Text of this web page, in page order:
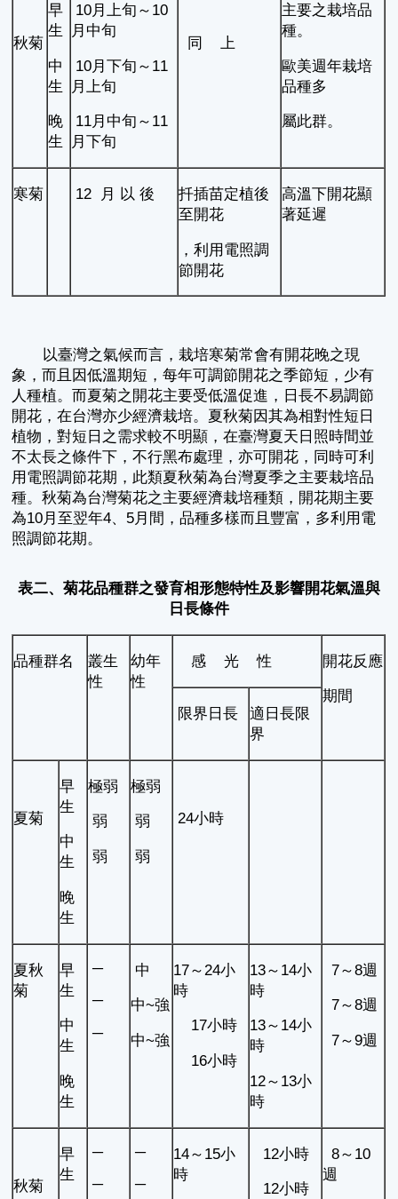
秋菊
早
生
中
生
晚
生
10月上旬～10
月中旬
10月下旬～11
月上旬
11月中旬～11
月下旬
同 上
主要之栽培品
種。
歐美週年栽培
品種多
屬此群。
寒菊 12 月 以 後
扦插苗定植後
至開花
，利用電照調
節開花
高溫下開花顯
著延遲
以臺灣之氣候而言，栽培寒菊常會有開花晚之現
象，而且因低溫期短，每年可調節開花之季節短，少有
人種植。而夏菊之開花主要受低溫促進，日長不易調節
開花，在台灣亦少經濟栽培。夏秋菊因其為相對性短日
植物，對短日之需求較不明顯，在臺灣夏天日照時間並
不太長之條件下，不行黑布處理，亦可開花，同時可利
用電照調節花期，此類夏秋菊為台灣夏季之主要栽培品
種。秋菊為台灣菊花之主要經濟栽培種類，開花期主要
為10月至翌年4、5月間，品種多樣而且豐富，多利用電
照調節花期。
表二、菊花品種群之發育相形態特性及影響開花氣溫與
日長條件
品種群名
叢生
性
幼年
性
感 光 性 開花反應
期間
限界日長
適日長限
界
夏菊
早
生
中
生
晚
生
極弱
弱
弱
極弱
弱
弱
24小時
夏秋
菊
早
生
中
生
晚
生
─
─
─
中
中~強
中~強
17～24小
時
17小時
16小時
13～14小
時
13～14小
時
12～13小
時
7～8週
7～8週
7～9週
秋菊
早
生
─
─
─
─
14～15小
時
12小時
12小時
8～10
週